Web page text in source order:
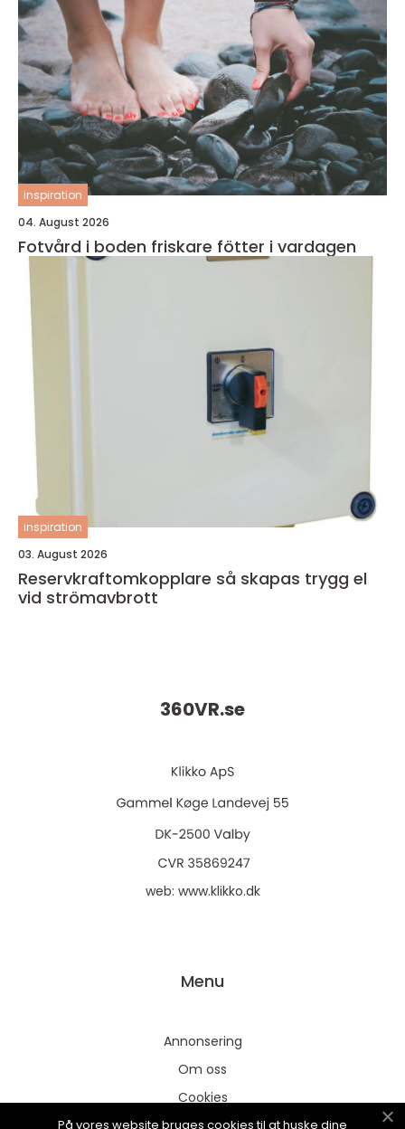
inspiration
04. August 2026
Fotvård i boden friskare fötter i vardagen
inspiration
03. August 2026
Reservkraftomkopplare så skapas trygg el
vid strömavbrott
360VR.se
web: www.klikko.dk
Menu
Annonsering
Om oss
Cookies
Kontakta oss
På vores website bruges cookies til at huske dine